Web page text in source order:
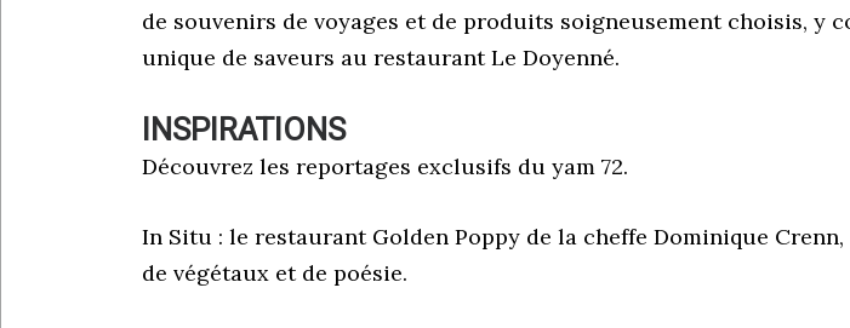
de souvenirs de voyages et de produits soigneusement choisis, y
unique de saveurs au restaurant Le Doyenné.
INSPIRATIONS
Découvrez les reportages exclusifs du yam 72.
In Situ : le restaurant Golden Poppy de la cheffe Dominique
de végétaux et de poésie.